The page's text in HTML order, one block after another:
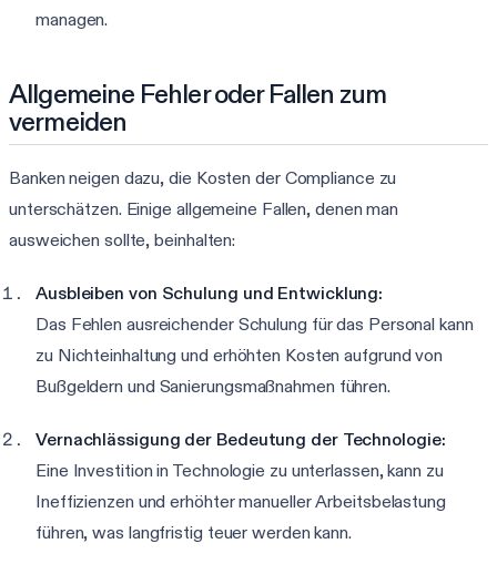
managen.
Allgemeine Fehler oder Fallen zum
vermeiden
Banken neigen dazu, die Kosten der Compliance zu
unterschätzen. Einige allgemeine Fallen, denen man
ausweichen sollte, beinhalten:
Ausbleiben von Schulung und Entwicklung:
Das Fehlen ausreichender Schulung für das Personal kann
zu Nichteinhaltung und erhöhten Kosten aufgrund von
Bußgeldern und Sanierungsmaßnahmen führen.
Vernachlässigung der Bedeutung der Technologie:
Eine Investition in Technologie zu unterlassen, kann zu
Ineffizienzen und erhöhter manueller Arbeitsbelastung
führen, was langfristig teuer werden kann.